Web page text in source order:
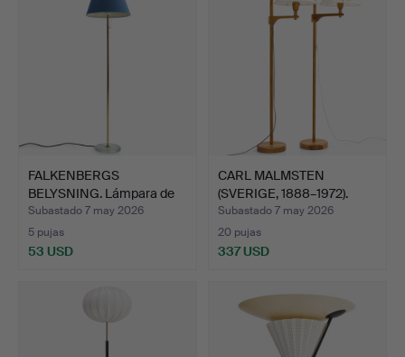
FALKENBERGS
BELYSNING. Lámpara de
pie, mod…
Subastado 7 may 2026
5 pujas
53 USD
CARL MALMSTEN
(SVERIGE, 1888–1972).
''Stak…
Subastado 7 may 2026
20 pujas
337 USD